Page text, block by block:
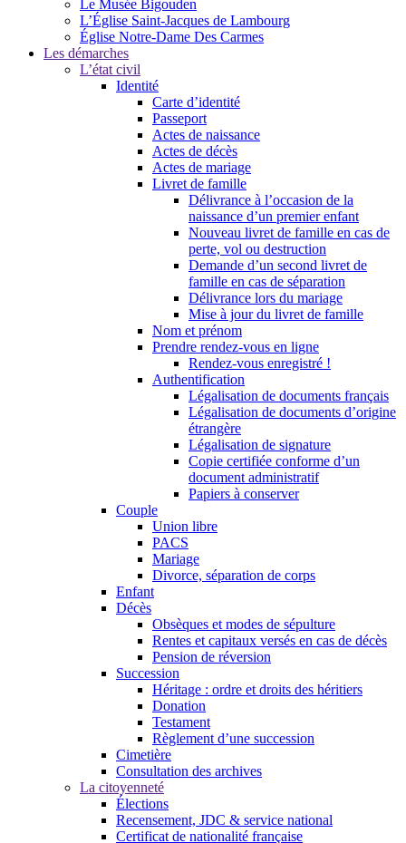
Le Musée Bigouden
L’Église Saint-Jacques de Lambourg
Église Notre-Dame Des Carmes
Les démarches
L’état civil
Identité
Carte d’identité
Passeport
Actes de naissance
Actes de décès
Actes de mariage
Livret de famille
Délivrance à l’occasion de la
naissance d’un premier enfant
Nouveau livret de famille en cas de
perte, vol ou destruction
Demande d’un second livret de
famille en cas de séparation
Délivrance lors du mariage
Mise à jour du livret de famille
Nom et prénom
Prendre rendez-vous en ligne
Rendez-vous enregistré !
Authentification
Légalisation de documents français
Légalisation de documents d’origine
étrangère
Légalisation de signature
Copie certifiée conforme d’un
document administratif
Papiers à conserver
Couple
Union libre
PACS
Mariage
Divorce, séparation de corps
Enfant
Décès
Obsèques et modes de sépulture
Rentes et capitaux versés en cas de décès
Pension de réversion
Succession
Héritage : ordre et droits des héritiers
Donation
Testament
Règlement d’une succession
Cimetière
Consultation des archives
La citoyenneté
Élections
Recensement, JDC & service national
Certificat de nationalité française